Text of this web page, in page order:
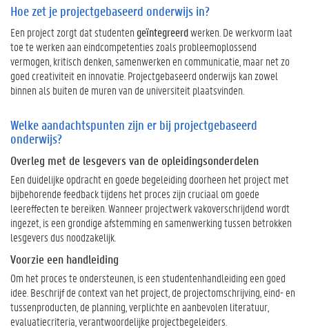
o
e
z
e
t
r
o
j
e
c
t
g
e
a
s
e
e
r
Hoe zet je projectgebaseerd onderwijs in?
Een project zorgt dat studentengeïntegreerdwerken. De werkvorm laat
toe te werken aan eindcompetenties zoals probleemoplossend
vermogen, kritisch denken, samenwerken en communicatie, maar net zo
goed creativiteit en innovatie. Projectgebaseerd onderwijs kan zowel
binnen als buiten de muren van de universiteit plaatsvinden.
Welke aandachtspunten zijn er bij projectgebaseerd
onderwijs?
Overleg met de lesgevers van de opleidingsonderdelen
Een duidelijke opdracht en goede begeleiding doorheen het project met
bijbehorende feedback tijdens het proces zijn cruciaal om goede
leereffecten te bereiken. Wanneer projectwerk vakoverschrijdend wordt
ingezet, is een grondige afstemming en samenwerking tussen betrokken
lesgevers dus noodzakelijk.
Voorzie een handleiding
Om het proces te ondersteunen, is een studentenhandleiding een goed
idee. Beschrijf de context van het project, de projectomschrijving, eind- en
tussenproducten, de planning, verplichte en aanbevolen literatuur,
evaluatiecriteria, verantwoordelijke projectbegeleiders.